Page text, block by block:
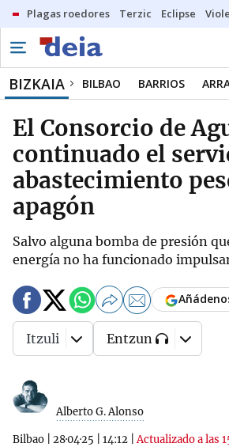
Plagas roedores Terzic Eclipse
BIZKAIA BILBAO BARRIOS
El Consorcio de
continuado el
abastecimiento
apagón
Salvo alguna bomba de presión
energía no ha funcionado
Alberto G. Alonso
Bilbao 28·04·25 14:12 |Actualizado a las
Itzuli Entzun